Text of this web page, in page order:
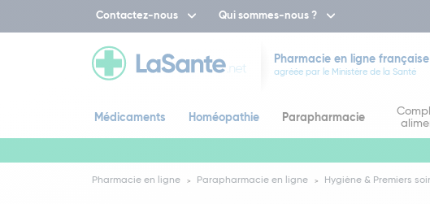
Contactez-nous Qui sommes-nous ?
Pharmacie en ligne française
agréée par le Ministère de la Santé
Médicaments Homéopathie Parapharmacie
Pharmacie en ligne Parapharmacie en ligne Hygiène & Premiers